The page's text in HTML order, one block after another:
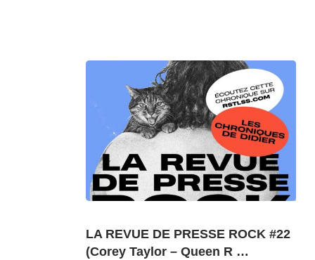
LA REVUE DE PRESSE ROCK #22
(Corey Taylor – Queen R …